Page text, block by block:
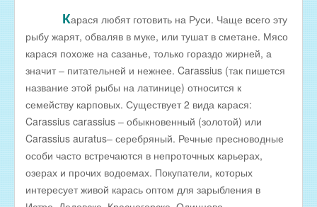
РЫБНЫЕ СТЕЙКИ ОПТОМ
ФИЛЕ РЫБЫ
РЫБА ДЛЯ ЗАРЫБЛЕНИЯ ВОДОЕМА
ПРАЙС-ЛИСТЫ
ОПТОВИКАМ
Оптовые цены на РЫБНЫЕ КОНСЕРВЫ
Оптовые цены на РЫБНЫЕ СТЕЙКИ
Оптовые цены на СВЕЖЕЗАМОРОЖЕННУЮ РЫБУ
Оптовые цены на МОРЕПРОДУКТЫ
Карася любят готовить на Руси. Чаще всего эту
рыбу жарят, обваляв в муке, или тушат в сметане. Мясо
карася похоже на сазанье, только гораздо жирней, а
значит – питательней и нежнее. Carassius (так пишется
название этой рыбы на латинице) относится к
семейству карповых. Существует 2 вида карася:
Carassius carassius – обыкновенный (золотой) или
Carassius auratus– серебряный. Речные пресноводные
особи часто встречаются в непроточных карьерах,
озерах и прочих водоемах. Покупатели, которых
интересует живой карась оптом для зарыбления в